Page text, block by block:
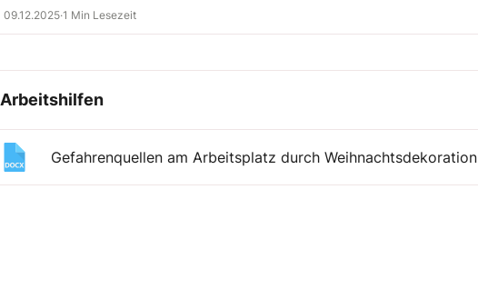
09.12.2025·1 Min Lesezeit
Arbeitshilfen
Gefahrenquellen am Arbeitsplatz durch Weihnachtsdekoration